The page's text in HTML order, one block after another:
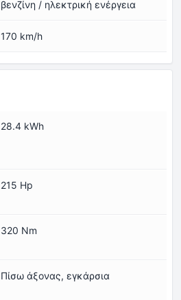
βενζίνη / ηλεκτρική ενέργεια
170 km/h
28.4 kWh
215 Hp
320 Nm
Πίσω άξονας, εγκάρσια